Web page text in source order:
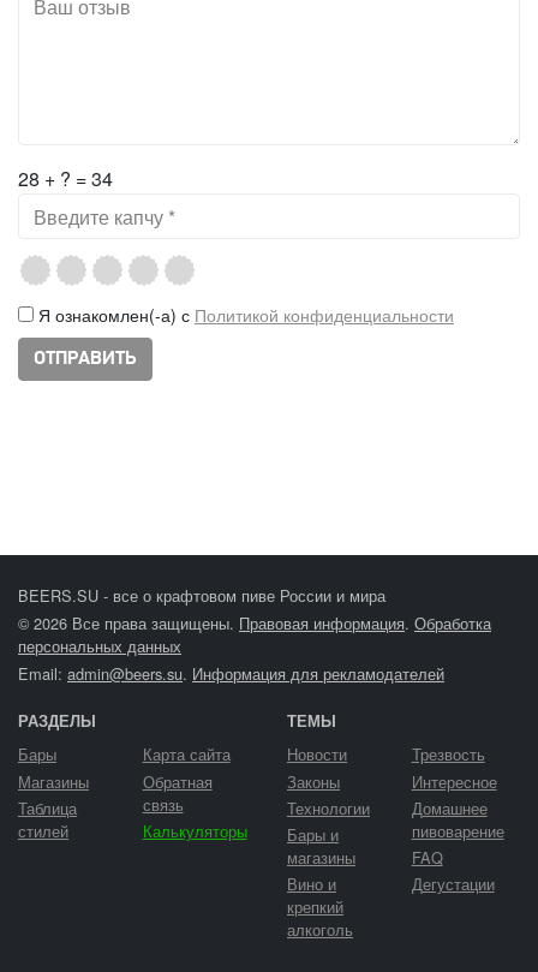
28 + ? = 34
Я ознакомлен(-а) с Политикой конфиденциальности
BEERS.SU - все о крафтовом пиве России и мира
© 2026 Все права защищены. Правовая информация. Обработка
персональных данных
Email: admin@beers.su. Информация для рекламодателей
РАЗДЕЛЫ
Бары
Магазины
Таблица
стилей
Карта сайта
Обратная
связь
Калькуляторы
ТЕМЫ
Новости
Законы
Технологии
Бары и
магазины
Вино и
крепкий
алкоголь
Трезвость
Интересное
Домашнее
пивоварение
FAQ
Дегустации